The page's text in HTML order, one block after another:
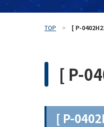
TOP [ P-
[ P-
[ P-